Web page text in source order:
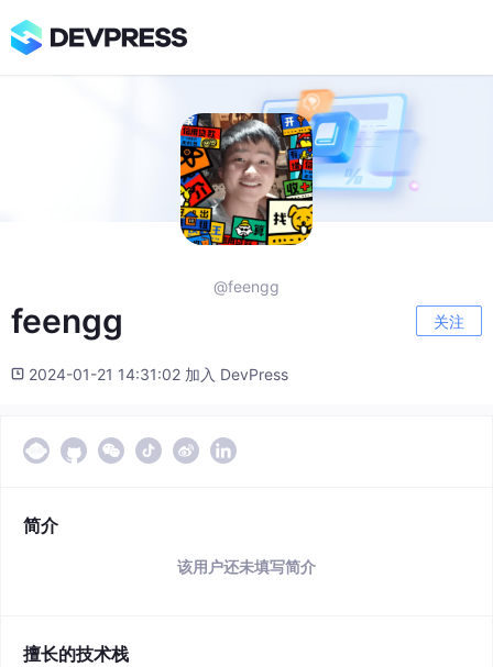
@feengg
feengg 关注
2024-01-21 14:31:02 加入 DevPress
简介
该用户还未填写简介
擅长的技术栈